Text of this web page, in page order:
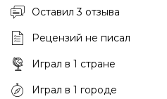
Оставил 3 отзыва
Рецензий не писал
Играл в 1 стране
Играл в 1 городе